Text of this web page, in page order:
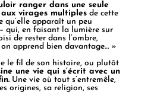
ranger dans une seule
virages multiplesde cette
qu’elle apparaît un peu
qui, en faisant la lumière sur
de rester dans l’ombre,
apprend bien davantage… »
le fil de son histoire, ou plutôt
une vie qui s’écrit avec un
Une vie où tout s’entremêle,
origines, sa religion, ses